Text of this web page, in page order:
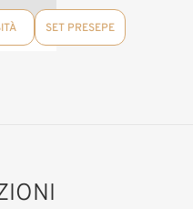
SET PRESEPE